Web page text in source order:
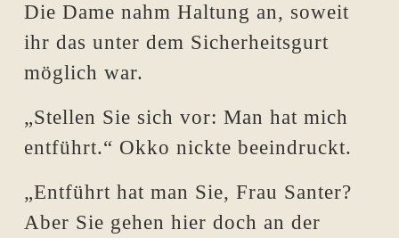
Die Dame nahm Haltung an, soweit
ihr das unter dem Sicherheitsgurt
möglich war.
„Stellen Sie sich vor: Man hat mich
entführt.“ Okko nickte beeindruckt.
„Entführt hat man Sie, Frau Santer?
Aber Sie gehen hier doch an der